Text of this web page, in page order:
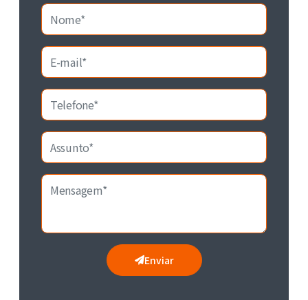
Enviar